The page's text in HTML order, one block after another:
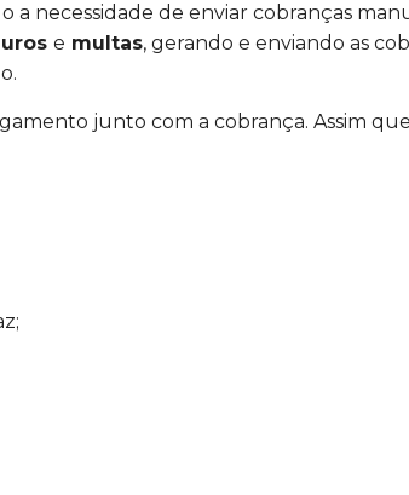
a necessidade de enviar cobranças
e multas, gerando e enviando as
junto com a cobrança. Assim